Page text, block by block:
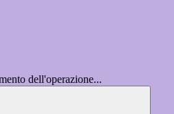
dell'operazione...